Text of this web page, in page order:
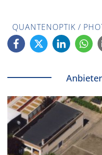
QUANTENOPTIK /